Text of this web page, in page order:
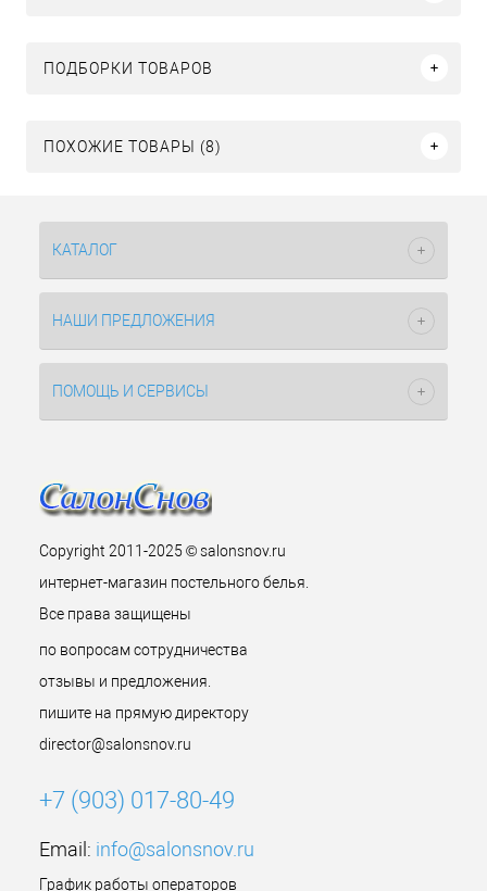
ПОДБОРКИ ТОВАРОВ
ПОХОЖИЕ ТОВАРЫ (8)
КАТАЛОГ
НАШИ ПРЕДЛОЖЕНИЯ
ПОМОЩЬ И СЕРВИСЫ
Copyright 2011-2025 © salonsnov.ru
интернет-магазин постельного белья.
Все права защищены
по вопросам сотрудничества
отзывы и предложения.
пишите на прямую директору
director@salonsnov.ru
+7 (903) 017-80-49
Email: info@salonsnov.ru
График работы операторов